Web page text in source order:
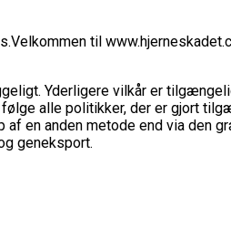
til
Yderligere vilkår er
alle politikker, der er gjort
en anden metode end via den
geneksport.